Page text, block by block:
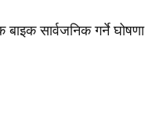
बाइक सार्वजनिक गर्ने घोषणा